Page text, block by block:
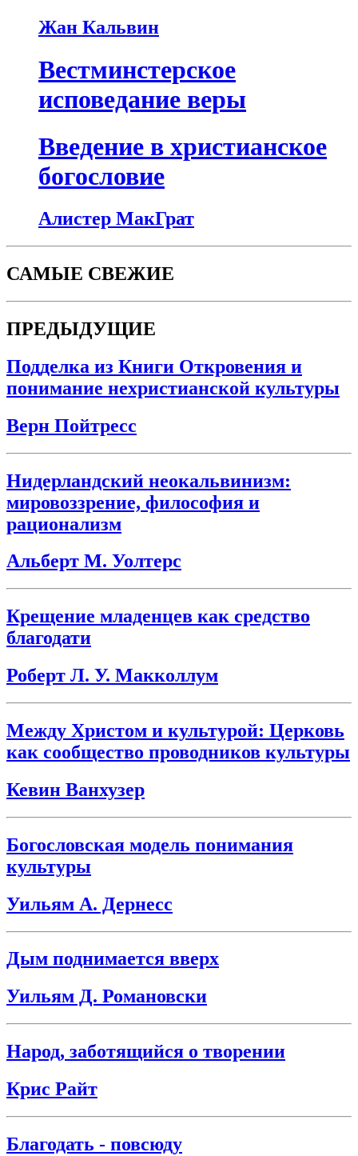
Жан Кальвин
Вестминстерское
исповедание веры
Введение в христианское
богословие
Алистер МакГрат
САМЫЕ СВЕЖИЕ
ПРЕДЫДУЩИЕ
Подделка из Книги Откровения и
понимание нехристианской культуры
Верн Пойтресс
Нидерландский неокальвинизм:
мировоззрение, философия и
рационализм
Альберт М. Уолтерс
Крещение младенцев как средство
благодати
Роберт Л. У. Макколлум
Между Христом и культурой: Церковь
как сообщество проводников культуры
Кевин Ванхузер
Богословская модель понимания
культуры
Уильям А. Дернесс
Дым поднимается вверх
Уильям Д. Романовски
Народ, заботящийся о творении
Крис Райт
Благодать - повсюду